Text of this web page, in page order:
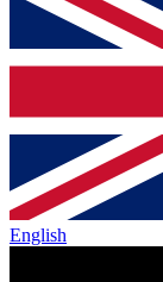
English